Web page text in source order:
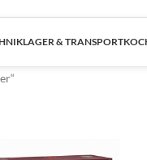
LAGER & TRANSPORT